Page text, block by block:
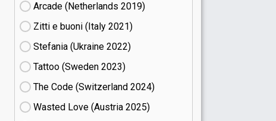
Arcade (Netherlands
19)
Zitti e buoni​ (Italy
21)
Stefania (Ukraine
22)
Tattoo (Sweden
23)
The Code (Switzerland
24)
Wasted Love (Austria
25)